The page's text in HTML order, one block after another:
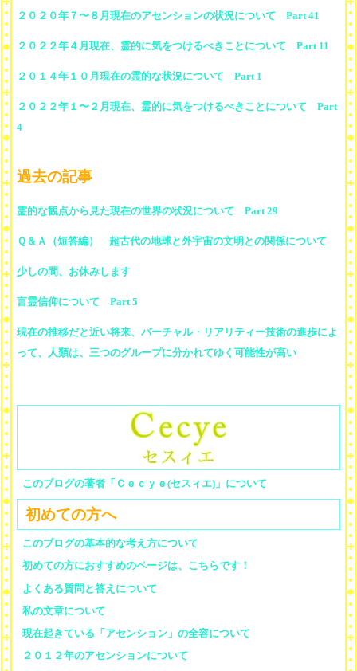
２０２０年７〜８月現在のアセンションの状況について Part 41
２０２２年４月現在、霊的に気をつけるべきことについて Part 11
２０１４年１０月現在の霊的な状況について Part 1
２０２２年１〜２月現在、霊的に気をつけるべきことについて Part
4
過去の記事
霊的な観点から見た現在の世界の状況について Part 29
Ｑ＆Ａ（短答編） 超古代の地球と外宇宙の文明との関係について
少しの間、お休みします
言霊信仰について Part 5
現在の推移だと近い将来、バーチャル・リアリティー技術の進歩によ
って、人類は、三つのグループに分かれてゆく可能性が高い
このブログの著者「Ｃｅｃｙｅ(セスィエ)」について
初めての方へ
このブログの基本的な考え方について
初めての方におすすめのページは、こちらです！
よくある質問と答えについて
私の文章について
現在起きている「アセンション」の全容について
２０１２年のアセンションについて